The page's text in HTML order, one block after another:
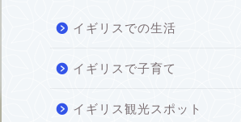
イギリスでの生活
イギリスで子育て
イギリス観光スポット